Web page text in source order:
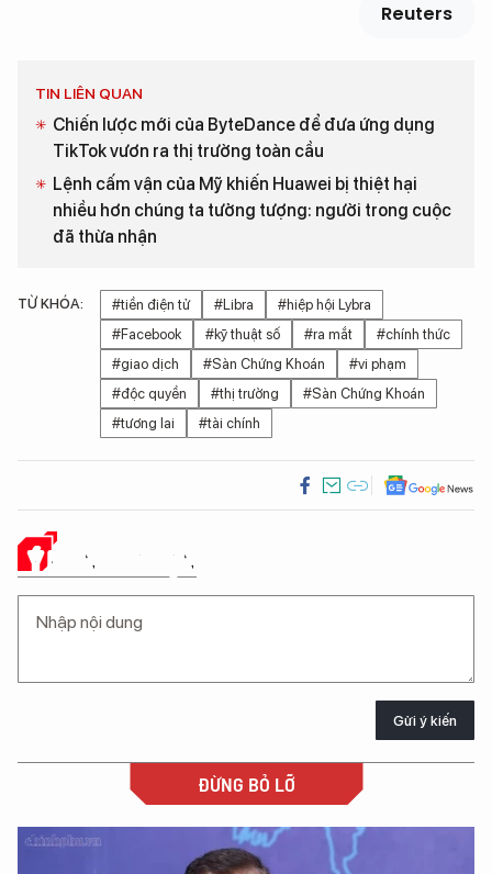
Reuters
TIN LIÊN QUAN
Chiến lược mới của ByteDance để đưa ứng dụng
TikTok vươn ra thị trường toàn cầu
Lệnh cấm vận của Mỹ khiến Huawei bị thiệt hại
nhiều hơn chúng ta tưởng tượng: người trong cuộc
đã thừa nhận
TỪ KHÓA: #tiền điện tử #Libra
#hiệp hội Lybra
#Facebook
#kỹ thuật số #ra mắt
#chính thức
#giao dịch
#Sàn Chứng Khoán
#vi phạm
#độc quyền
#thị trường
#Sàn Chứng Khoán
#tương lai
#tài chính
Ý KIẾN CỦA BẠN
Gửi ý kiến
ĐỪNG BỎ LỠ